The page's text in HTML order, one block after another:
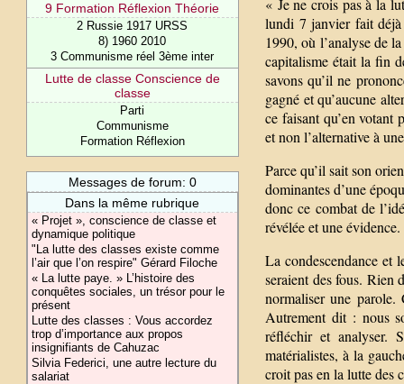
9 Formation Réflexion Théorie
2 Russie 1917 URSS
8) 1960 2010
3 Communisme réel 3ème inter
Lutte de classe Conscience de
classe
Parti
Communisme
Formation Réflexion
Messages de forum: 0
Dans la même rubrique
« Projet », conscience de classe et
dynamique politique
"La lutte des classes existe comme
l’air que l’on respire" Gérard Filoche
« La lutte paye. » L’histoire des
conquêtes sociales, un trésor pour le
présent
Lutte des classes : Vous accordez
trop d’importance aux propos
insignifiants de Cahuzac
Silvia Federici, une autre lecture du
salariat
« Je ne crois pas à la
lundi 7 janvier fait déjà
1990, où l’analyse de
capitalisme était la fin
savons qu’il ne
gagné et qu’aucune
ce faisant qu’en votant
et non l’alternative à
Parce qu’il sait son
dominantes d’une
donc ce combat de
révélée et une évidence.
La condescendance et
seraient des fous.
normaliser une parole.
Autrement dit : nous
réfléchir et analyser.
matérialistes, à la
croit pas en la lutte des